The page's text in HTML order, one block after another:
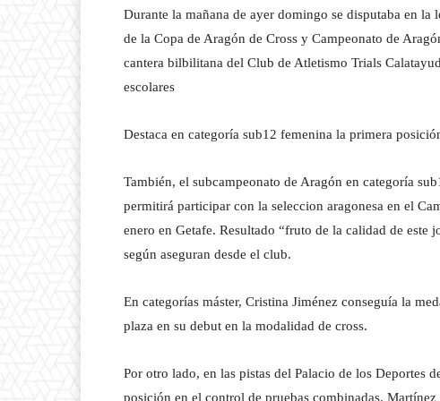
Durante la mañana de ayer domingo se disputaba en
de la Copa de Aragón de Cross y Campeonato de
cantera bilbilitana del Club de Atletismo Trials
escolares
Destaca en categoría sub12 femenina la primera
También, el subcampeonato de Aragón en categoría
permitirá participar con la seleccion aragonesa en el
enero en Getafe. Resultado “fruto de la calidad de
según aseguran desde el club.
En categorías máster, Cristina Jiménez conseguía la
plaza en su debut en la modalidad de cross.
Por otro lado, en las pistas del Palacio de los Deportes
posición en el control de pruebas combinadas.